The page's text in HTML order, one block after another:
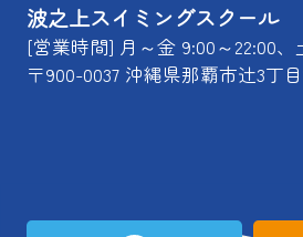
波之上スイミングスクール
[営業時間] 月～金 9:00～22:00、
〒900-0037 沖縄県那覇市辻3丁